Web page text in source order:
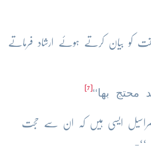
کو بیان کرتے ہوئے ارشاد فرماتے
محتج بھا‘‘
ایسی ہیں کہ ان سے حجت
‘‘-